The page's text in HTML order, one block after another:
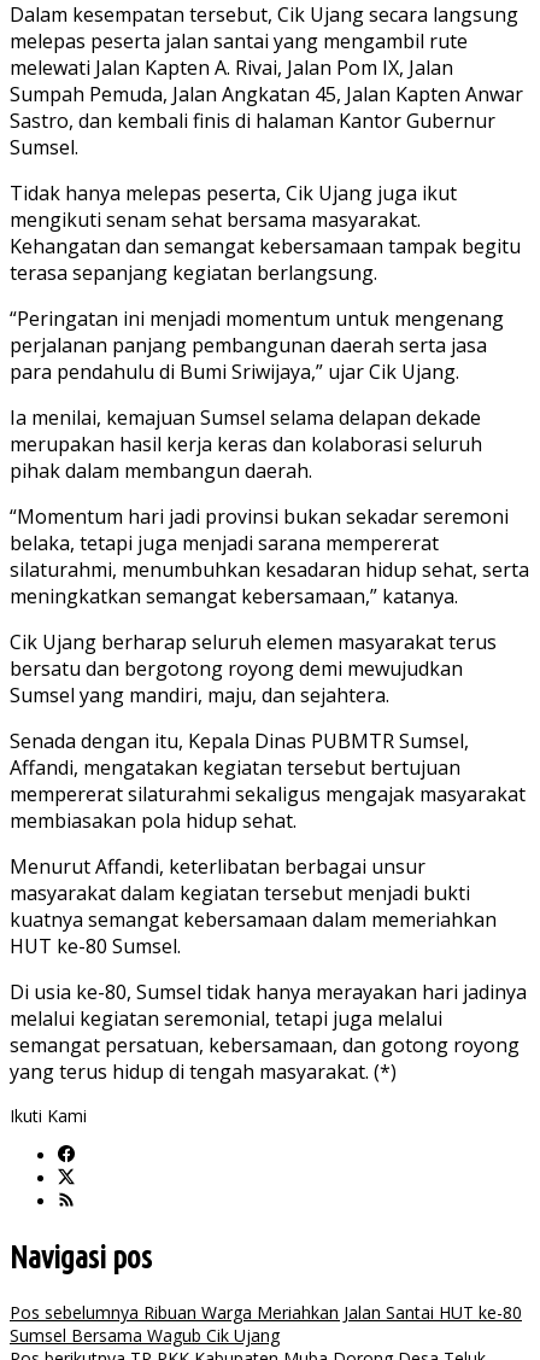
Dalam kesempatan tersebut, Cik Ujang secara langsung
melepas peserta jalan santai yang mengambil rute
melewati Jalan Kapten A. Rivai, Jalan Pom IX, Jalan
Sumpah Pemuda, Jalan Angkatan 45, Jalan Kapten Anwar
Sastro, dan kembali finis di halaman Kantor Gubernur
Sumsel.
Tidak hanya melepas peserta, Cik Ujang juga ikut
mengikuti senam sehat bersama masyarakat.
Kehangatan dan semangat kebersamaan tampak begitu
terasa sepanjang kegiatan berlangsung.
“Peringatan ini menjadi momentum untuk mengenang
perjalanan panjang pembangunan daerah serta jasa
para pendahulu di Bumi Sriwijaya,” ujar Cik Ujang.
Ia menilai, kemajuan Sumsel selama delapan dekade
merupakan hasil kerja keras dan kolaborasi seluruh
pihak dalam membangun daerah.
“Momentum hari jadi provinsi bukan sekadar seremoni
belaka, tetapi juga menjadi sarana mempererat
silaturahmi, menumbuhkan kesadaran hidup sehat, serta
meningkatkan semangat kebersamaan,” katanya.
Cik Ujang berharap seluruh elemen masyarakat terus
bersatu dan bergotong royong demi mewujudkan
Sumsel yang mandiri, maju, dan sejahtera.
Senada dengan itu, Kepala Dinas PUBMTR Sumsel,
Affandi, mengatakan kegiatan tersebut bertujuan
mempererat silaturahmi sekaligus mengajak masyarakat
membiasakan pola hidup sehat.
Menurut Affandi, keterlibatan berbagai unsur
masyarakat dalam kegiatan tersebut menjadi bukti
kuatnya semangat kebersamaan dalam memeriahkan
HUT ke-80 Sumsel.
Di usia ke-80, Sumsel tidak hanya merayakan hari jadinya
melalui kegiatan seremonial, tetapi juga melalui
semangat persatuan, kebersamaan, dan gotong royong
yang terus hidup di tengah masyarakat. (*)
Ikuti Kami
Navigasi pos
Pos sebelumnya Ribuan Warga Meriahkan Jalan Santai HUT ke-80
Sumsel Bersama Wagub Cik Ujang